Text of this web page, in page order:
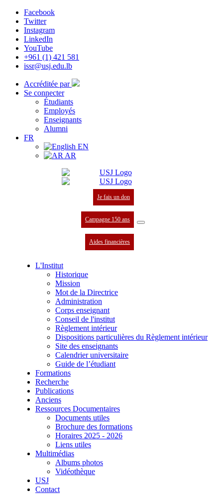
Facebook
Twitter
Instagram
LinkedIn
YouTube
+961 (1) 421 581
issr@usj.edu.lb
Accréditée par
Se connecter
Étudiants
Employés
Enseignants
Alumni
FR
EN
AR
Je fais un don
Campagne 150 ans
Aides financières
L'Institut
Historique
Mission
Mot de la Directrice
Administration
Corps enseignant
Conseil de l'institut
Règlement intérieur
Dispositions particulières du Règlement intérieur
Site des enseignants
Calendrier universitaire
Guide de l’étudiant
Formations
Recherche
Publications
Anciens
Ressources Documentaires
Documents utiles
Brochure des formations
Horaires 2025 - 2026
Liens utiles
Multimédias
Albums photos
Vidéothèque
USJ
Contact